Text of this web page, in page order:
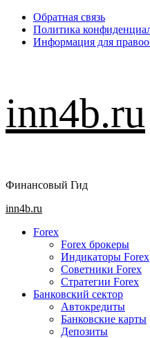
Перейти
содержимому
Обратная связь
Политика
Информация для
inn4b.ru
Финансовый Гид
Основное
inn4b.ru
Forex
Forex брокеры
Индикаторы Forex
Советники Forex
Стратегии Forex
Банковский сектор
Автокредиты
Банковские карты
Депозиты